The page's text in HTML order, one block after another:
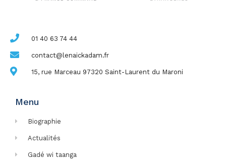
01 40 63 74 44
contact@lenaickadam.fr
15, rue Marceau 97320 Saint-Laurent du Maroni
Menu
Biographie
Actualités
Gadé wi taanga